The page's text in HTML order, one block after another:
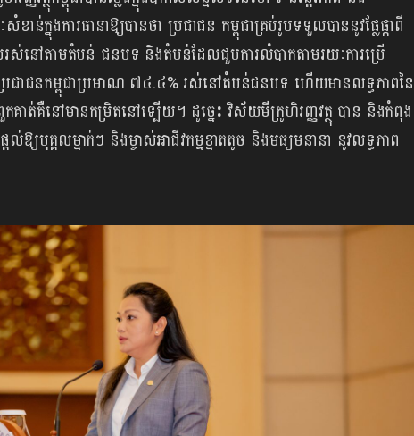
ាន់​ក្នុងការ​ធានា​ឱ្យបានថា ប្រជាជន កម្ពុជាគ្រប់រូបទទួលបាននូវផ្លែផ្កាពី
ស់នៅតាមតំបន់ ជនបទ និងតំបន់ដែលជួបការលំបាកតាមរយៈ​ការប្រើ
ជាជនកម្ពុជាប្រមាណ ៧៤.៤% រស់នៅតំបន់ជនបទ ហើយមានលទ្ធភាពនៃ
កគាត់គឺនៅមានកម្រិតនៅទ្បើយ។ ដូច្នេះ វិស័យមីក្រូហិរញ្ញវត្ថុ បាន និងកំពុង
ល់ឱ្យ​បុគ្គលម្នាក់ៗ និងម្ចាស់អាជីវកម្មខ្នាតតូច និងមធ្យមនានា នូវលទ្ធភាព